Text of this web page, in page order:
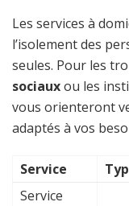
Les services à
l’isolement des
seules. Pour les
sociauxou les
vous orienteront
adaptés à vos
Service
Service